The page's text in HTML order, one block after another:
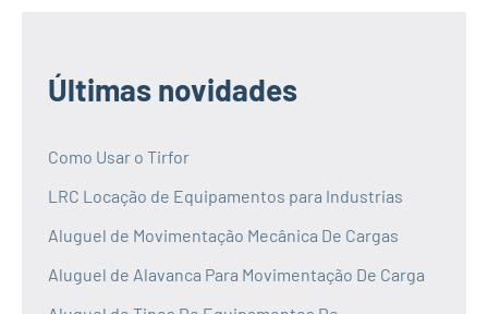
Últimas novidades
Como Usar o Tirfor
LRC Locação de Equipamentos para Industrias
Aluguel de Movimentação Mecânica De Cargas
Aluguel de Alavanca Para Movimentação De Carga